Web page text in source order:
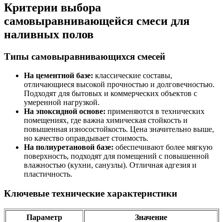
Критерии выбора
самовыравнивающейся смеси для
наливных полов
Типы самовыравнивающихся смесей
На цементной базе: классические составы,
отличающиеся высокой прочностью и долговечностью.
Подходят для бытовых и коммерческих объектов с
умеренной нагрузкой.
На эпоксидной основе: применяются в технических
помещениях, где важна химическая стойкость и
повышенная износостойкость. Цена значительно выше,
но качество оправдывает стоимость.
На полиуретановой базе: обеспечивают более мягкую
поверхность, подходят для помещений с повышенной
влажностью (кухни, санузлы). Отличная адгезия и
пластичность.
Ключевые технические характеристики
Параметр
Значение